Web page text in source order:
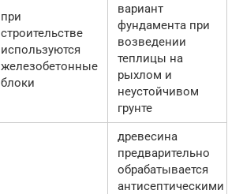
при
строительстве
используются
железобетонные
блоки
вариант
фундамента при
возведении
теплицы на
рыхлом и
неустойчивом
грунте
древесина
предварительно
обрабатывается
антисептическими